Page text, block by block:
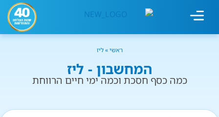
ראשי»ליז
המחשבון - ליז
כמה כסף חסכת וכמה ימי חיים הרווחת